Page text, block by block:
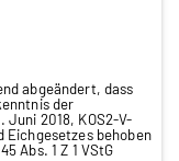
abgeändert, dass
der
Juni 2018, KOS2-V-
Eichgesetzes behoben
Abs. 1 Z 1 VStG